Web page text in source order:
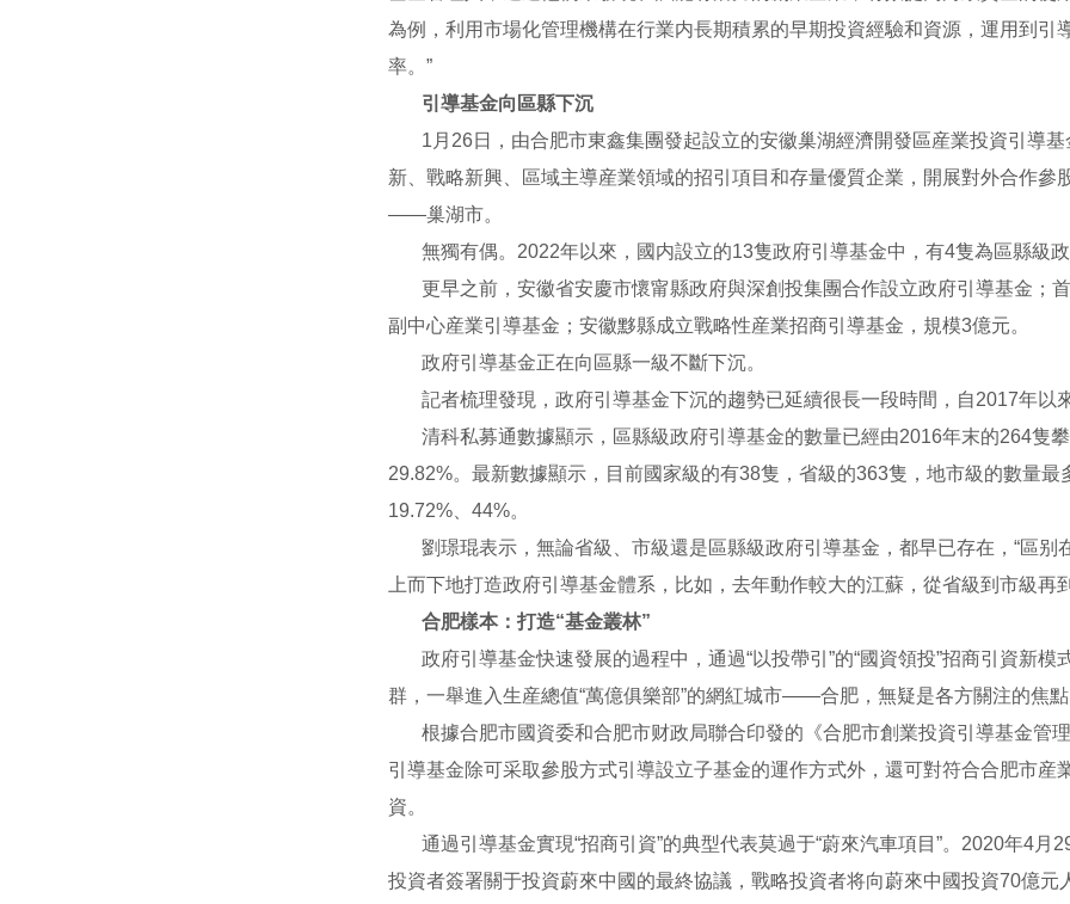
為例，利用市場化管理機構在行業内長期積累的早期投資經驗和資源，運用到
率。”
引導基金向區縣下沉
1月26日，由合肥市東鑫集團發起設立的安徽巢湖經濟開發區産業投資引導
新、戰略新興、區域主導産業領域的招引項目和存量優質企業，開展對外合作
——巢湖市。
無獨有偶。2022年以來，國内設立的13隻政府引導基金中，有4隻為區縣級
更早之前，安徽省安慶市懷甯縣政府與深創投集團合作設立政府引導基金；
副中心産業引導基金；安徽黟縣成立戰略性産業招商引導基金，規模3億元。
政府引導基金正在向區縣一級不斷下沉。
記者梳理發現，政府引導基金下沉的趨勢已延續很長一段時間，自2017年
清科私募通數據顯示，區縣級政府引導基金的數量已經由2016年末的264隻
29.82%。最新數據顯示，目前國家級的有38隻，省級的363隻，地市級的數量
19.72%、44%。
劉璟琨表示，無論省級、市級還是區縣級政府引導基金，都早已存在，“區
上而下地打造政府引導基金體系，比如，去年動作較大的江蘇，從省級到市級
合肥樣本：打造“基金叢林”
政府引導基金快速發展的過程中，通過“以投帶引”的“國資領投”招商引資新
群，一舉進入生産總值“萬億俱樂部”的網紅城市——合肥，無疑是各方關注的焦
根據合肥市國資委和合肥市财政局聯合印發的《合肥市創業投資引導基金管
引導基金除可采取參股方式引導設立子基金的運作方式外，還可對符合合肥市
資。
通過引導基金實現“招商引資”的典型代表莫過于“蔚來汽車項目”。2020年4
投資者簽署關于投資蔚來中國的最終協議，戰略投資者将向蔚來中國投資70億